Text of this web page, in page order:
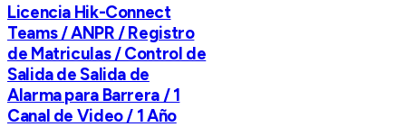
Licencia Hik-Connect
Teams / ANPR / Registro
de Matriculas / Control de
Salida de Salida de
Alarma para Barrera / 1
Canal de Video / 1 Año